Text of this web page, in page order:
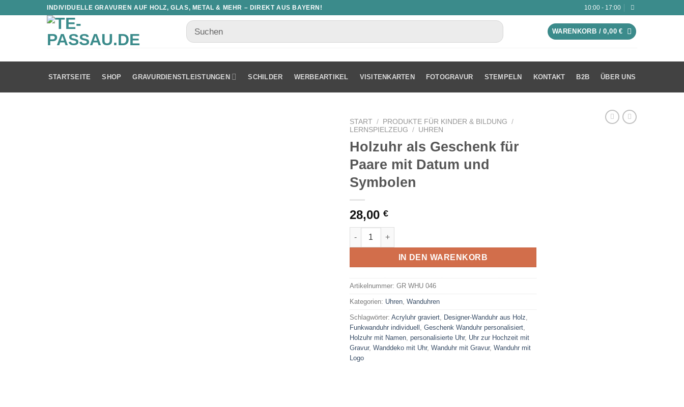
INDIVIDUELLE GRAVUREN AUF HOLZ, GLAS, METAL & MEHR – DIREKT AUS BAYERN! 10:00 - 17:00
WARENKORB /0,00€
STARTSEITE SHOP GRAVURDIENSTLEISTUNGEN SCHILDER WERBEARTIKEL VISITENKARTEN FOTOGRAVUR STEMPELN KONTAKT B2B ÜBER UNS
START / PRODUKTE FÜR KINDER & BILDUNG
/
LERNSPIELZEUG
/ UHREN
Holzuhr als Geschenk für
Paare mit Datum und
Symbolen
28,00 €
Holzuhr als Geschenk für Paare mit Datum und Symbolen Menge
IN DEN WARENKORB
Artikelnummer: GR WHU 046
Kategorien: Uhren Wanduhren
Schlagwörter: Acryluhr graviert Designer-Wanduhr aus Holz
Funkwanduhr individuell Geschenk Wanduhr personalisiert
Holzuhr mit Namen personalisierte Uhr, Uhr zur Hochzeit mit
Gravur, Wanddeko mit Uhr, Wanduhr mit Gravur, Wanduhr mit
Logo